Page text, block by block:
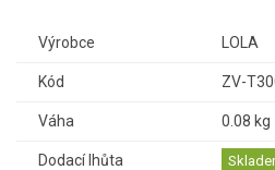
Výrobce LOLA
Kód ZV-
Váha 0.08 kg
Dodací lhůta